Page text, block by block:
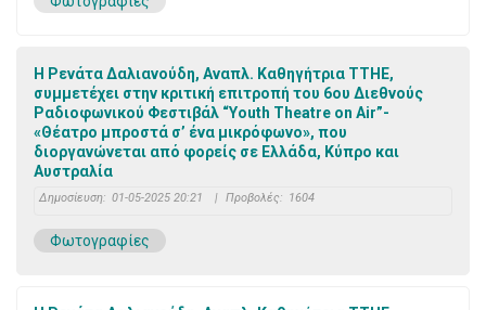
Η Ρενάτα Δαλιανούδη, Αναπλ. Καθηγήτρια ΤΤΗΕ,
συμμετέχει στην κριτική επιτροπή του 6ου Διεθνούς
Ραδιοφωνικού Φεστιβάλ “Youth Theatre on Air”-
«Θέατρο μπροστά σ’ ένα μικρόφωνο», που
διοργανώνεται από φορείς σε Ελλάδα, Κύπρο και
Αυστραλία
Δημοσίευση: 01-05-2025 20:21 | Προβολές: 1604
Φωτογραφίες